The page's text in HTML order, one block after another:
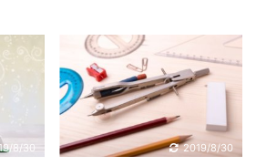
い
回
に
で
道
け
ような怪しい暗記力アッ
プ方法とかそういうので
はないのでご安心下さ
い。 ただし、正攻法です
ので、「あっという間に
我が子が天才に！？」の
8/30 2019/8/30